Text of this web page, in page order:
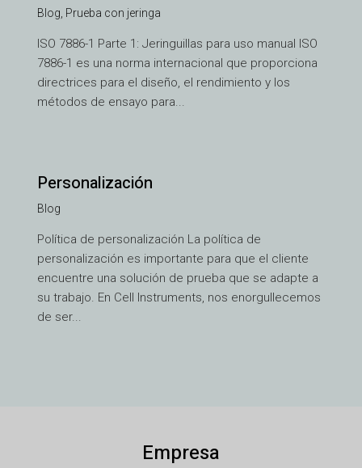
Blog Prueba con jeringa
ISO 7886-1 Parte 1: Jeringuillas para uso manual ISO
7886-1 es una norma internacional que proporciona
directrices para el diseño, el rendimiento y los
métodos de ensayo para...
Personalización
Blog
Política de personalización La política de
personalización es importante para que el cliente
encuentre una solución de prueba que se adapte a
su trabajo. En Cell Instruments, nos enorgullecemos
de ser...
Empresa
HE
TH